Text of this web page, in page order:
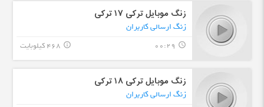
زنگ موبایل ترکی ۱٧ ترکی
زنگ ارسالی کاربران
query_builder
00:29 468 کیلوبایت info_outline
زنگ موبایل ترکی ۱٨ ترکی
زنگ ارسالی کاربران